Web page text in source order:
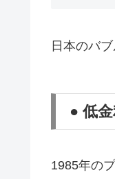
日本のバ
● 低
1985年の